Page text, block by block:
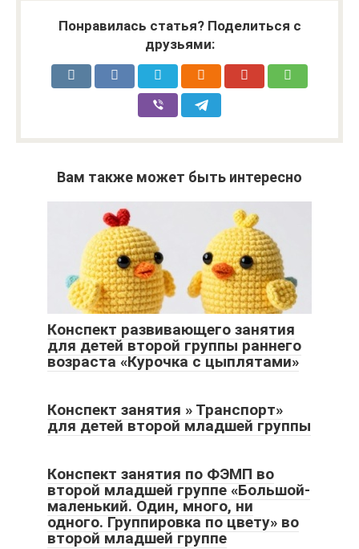
Понравилась статья? Поделиться с
друзьями:
Вам также может быть интересно
Конспект развивающего занятия
для детей второй группы раннего
возраста «Курочка с цыплятами»
Конспект занятия » Транспорт»
для детей второй младшей группы
Конспект занятия по ФЭМП во
второй младшей группе «Большой-
маленький. Один, много, ни
одного. Группировка по цвету» во
второй младшей группе